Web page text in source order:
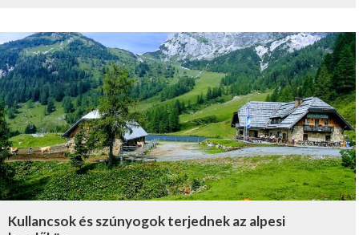
Kullancsok és szúnyogok terjednek az alpesi